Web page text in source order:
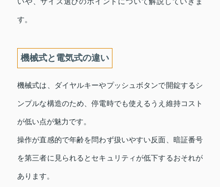
す。
機械式と電気式の違い
機械式は、ダイヤルキーやプッシュボタンで開錠するシ
ンプルな構造のため、停電時でも使えるうえ維持コスト
が低い点が魅力です。
操作が直感的で年齢を問わず扱いやすい反面、暗証番号
を第三者に見られるとセキュリティが低下するおそれが
あります。